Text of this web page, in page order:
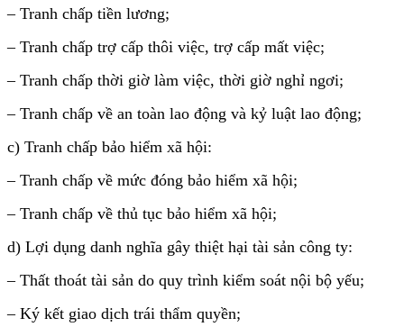
– Tranh chấp tiền lương;
– Tranh chấp trợ cấp thôi việc, trợ cấp mất việc;
– Tranh chấp thời giờ làm việc, thời giờ nghỉ ngơi;
– Tranh chấp về an toàn lao động và kỷ luật lao động;
c) Tranh chấp bảo hiểm xã hội:
– Tranh chấp về mức đóng bảo hiểm xã hội;
– Tranh chấp về thủ tục bảo hiểm xã hội;
d) Lợi dụng danh nghĩa gây thiệt hại tài sản công ty:
– Thất thoát tài sản do quy trình kiểm soát nội bộ yếu;
– Ký kết giao dịch trái thẩm quyền;